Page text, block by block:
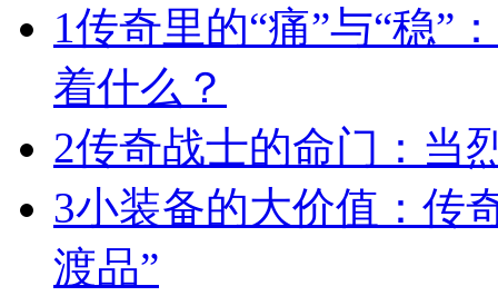
1传奇里的“痛”与“稳”
着什么？
2传奇战士的命门：当
3小装备的大价值：传
渡品”